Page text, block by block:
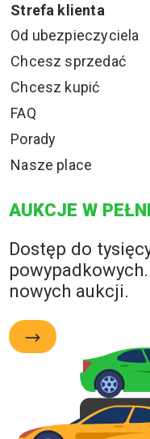
Strefa klienta
Od ubezpieczyciela
Chcesz sprzedać
Chcesz kupić
FAQ
Porady
Nasze place
AUKCJE W
Dostęp do
nowych aukcji.